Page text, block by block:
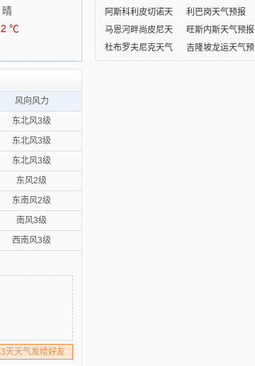
晴
℃
风向风力
东北风3级
东北风3级
东北风3级
东风2级
东南风2级
南风3级
西南风3级
天天气发给好友
报
气预
阿斯科利皮切诺天
气预
利巴岗天气预报
马恩河畔尚皮尼天
气预
旺斯内斯天气预报
杜布罗夫尼克天气
吉隆坡龙运天气预